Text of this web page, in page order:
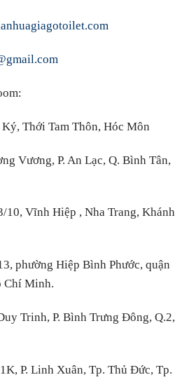
Thới Tam Thôn, Hóc Môn
Vương, P. An Lạc, Q. Bình Tân,
10, Vĩnh Hiệp , Nha Trang, Khánh
phường Hiệp Bình Phước, quận
Chí Minh.
Trinh, P. Bình Trưng Đông, Q.2,
P. Linh Xuân, Tp. Thủ Đức, Tp.